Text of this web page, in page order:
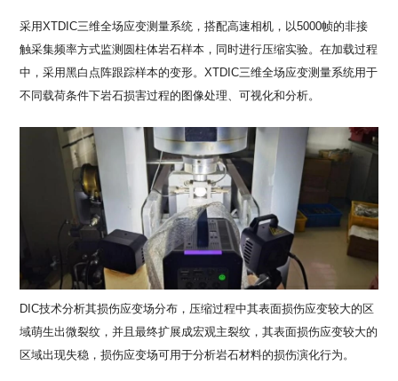
采用XTDIC三维全场应变测量系统，搭配高速相机，以5000帧的非接
触采集频率方式监测圆柱体岩石样本，同时进行压缩实验。在加载过程
中，采用黑白点阵跟踪样本的变形。XTDIC三维全场应变测量系统用于
不同载荷条件下岩石损害过程的图像处理、可视化和分析。
DIC技术分析其损伤应变场分布，压缩过程中其表面损伤应变较大的区
域萌生出微裂纹，并且最终扩展成宏观主裂纹，其表面损伤应变较大的
区域出现失稳，损伤应变场可用于分析岩石材料的损伤演化行为。